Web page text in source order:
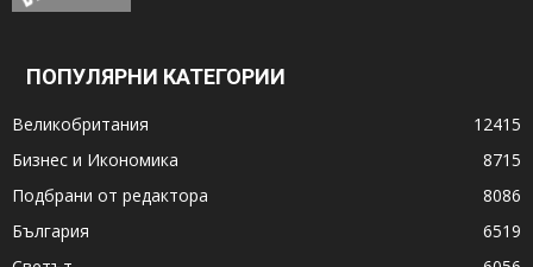
ПОПУЛЯРНИ КАТЕГОРИИ
Великобритания
12415
Бизнес и Икономика
8715
Подбрани от редактора
8086
България
6519